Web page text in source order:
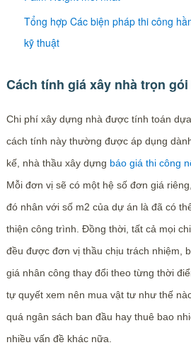
Tổng hợp Các biện pháp thi công
kỹ thuật
Cách tính giá xây nhà trọn
Chi phí xây dựng nhà được tính toán
cách tính này thường được áp dụng
kế, nhà thầu xây dựng báo giá thi công
Mỗi đơn vị sẽ có một hệ số đơn giá
đó nhân với số m2 của dự án là đã có
thiện công trình. Đồng thời, tất cả mọi
đều được đơn vị thầu chịu trách nhiệm,
giá nhân công thay đổi theo từng thời
tự quyết xem nên mua vật tư như thế
quá ngân sách ban đầu hay thuê bao
nhiều vấn đề khác nữa.